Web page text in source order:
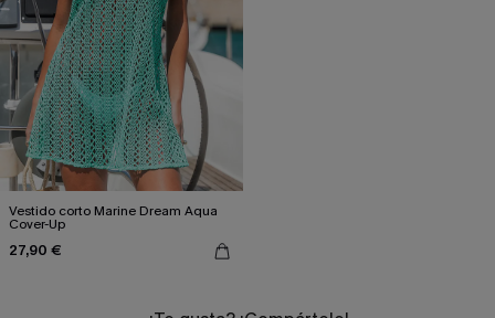
Vestido corto Marine Dream Aqua
Cover-Up
27,90 €